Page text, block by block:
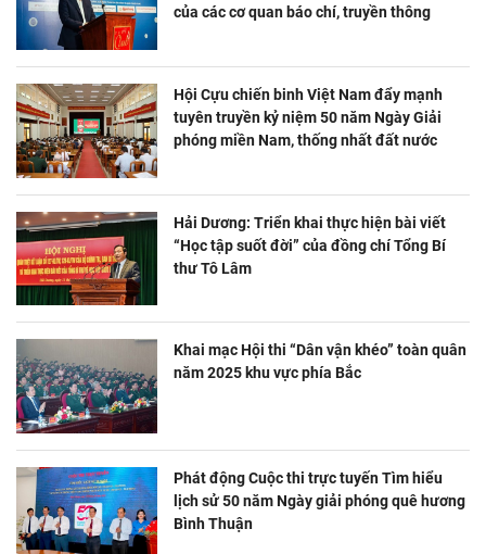
của các cơ quan báo chí, truyền thông
Hội Cựu chiến binh Việt Nam đẩy mạnh
tuyên truyền kỷ niệm 50 năm Ngày Giải
phóng miền Nam, thống nhất đất nước
Hải Dương: Triển khai thực hiện bài viết
“Học tập suốt đời” của đồng chí Tổng Bí
thư Tô Lâm
Khai mạc Hội thi “Dân vận khéo” toàn quân
năm 2025 khu vực phía Bắc
Phát động Cuộc thi trực tuyến Tìm hiểu
lịch sử 50 năm Ngày giải phóng quê hương
Bình Thuận